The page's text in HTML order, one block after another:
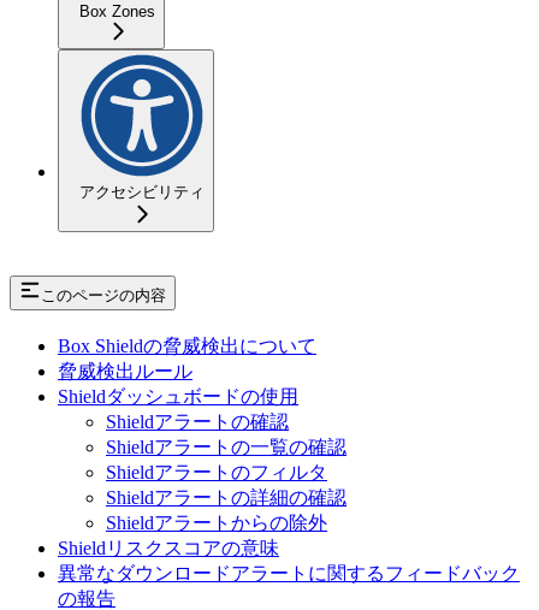
Box Zones
アクセシビリティ
このページの内容
Box Shieldの脅威検出について
脅威検出ルール
Shieldダッシュボードの使用
Shieldアラートの確認
Shieldアラートの一覧の確認
Shieldアラートのフィルタ
Shieldアラートの詳細の確認
Shieldアラートからの除外
Shieldリスクスコアの意味
異常なダウンロードアラートに関するフィードバック
の報告